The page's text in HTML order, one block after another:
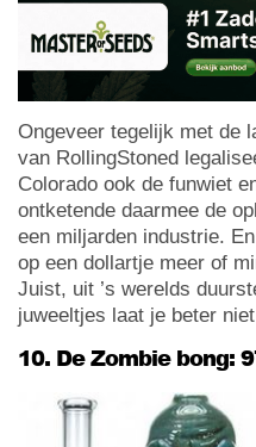
Ongeveer tegelijk met de
van RollingStoned
Colorado ook de funwiet
ontketende daarmee de
een miljarden industrie.
op een dollartje meer of
Juist, uit ’s werelds
juweeltjes laat je beter
10. De Zombie bong: